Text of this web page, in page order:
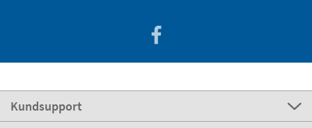
Kundsupport